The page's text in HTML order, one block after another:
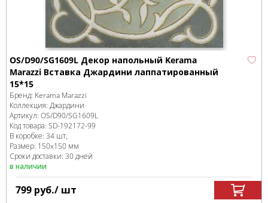
OS/D90/SG1609L Декор напольный Kerama
Marazzi Вставка Джардини лаппатированный
15*15
Бренд: Kerama Marazzi
Коллекция: Джардини
Артикул: OS/D90/SG1609L
Код товара: SD-192172-99
В коробке: 34 шт,
Размер: 150x150 мм
Сроки доставки: 30 дней
в наличии
799 руб./ шт